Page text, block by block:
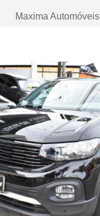
Maxima Automóveis